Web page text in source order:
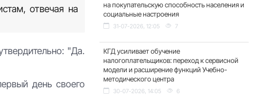
отвечая на
"Да.
день своего
на покупательскую способность населения и
социальные настроения
31-07-2026, 12:05 7
КГД усиливает обучение
налогоплательщиков: переход к сервисной
модели и расширение функций Учебно-
методического центра
30-07-2026, 14:05 6